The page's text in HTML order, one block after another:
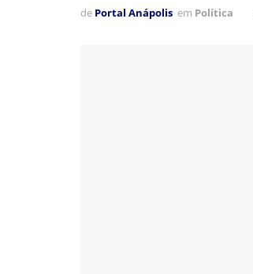
de Portal Anápolis em Política